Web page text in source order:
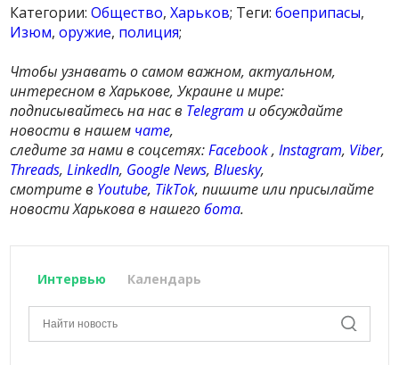
Категории:Общество,Харьков; Теги:боеприпасы,
Изюм,оружие, полиция;
Чтобы узнавать о самом важном, актуальном,
интересном в Харькове, Украине и мире:
подписывайтесь на нас в Telegram и обсуждайте
новости в нашем чате,
следите за нами в соцсетях:Facebook,Instagram, Viber,
Threads,LinkedIn, Google News,Bluesky,
смотрите в Youtube, TikTok, пишите или присылайте
новости Харькова в нашегобота.
Интервью Календарь